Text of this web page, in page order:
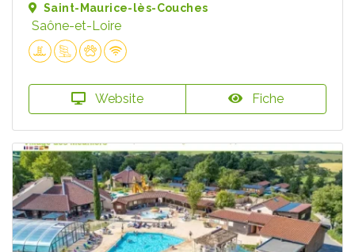
Saint-Maurice-lès-Couches
Saône-et-Loire
Website Fiche